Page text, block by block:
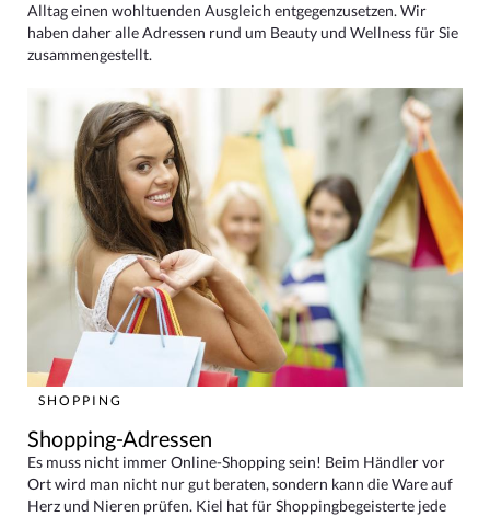
Alltag einen wohltuenden Ausgleich entgegenzusetzen. Wir
haben daher alle Adressen rund um Beauty und Wellness für Sie
zusammengestellt.
SHOPPING
Shopping-Adressen
Es muss nicht immer Online-Shopping sein! Beim Händler vor
Ort wird man nicht nur gut beraten, sondern kann die Ware auf
Herz und Nieren prüfen. Kiel hat für Shoppingbegeisterte jede